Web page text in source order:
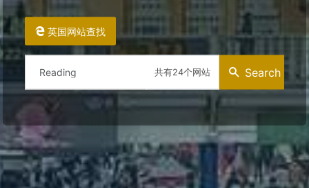
英国网站查找
共有24个网站 Search